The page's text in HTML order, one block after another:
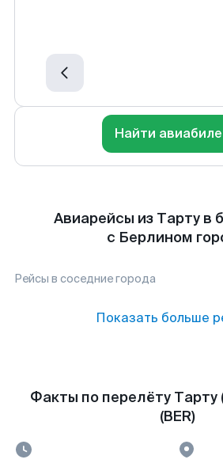
Найти
Авиарейсы из Тарту в
с Берлином
Рейсы в соседние города
Показать больше
Факты по перелёту Тарту
(BER)